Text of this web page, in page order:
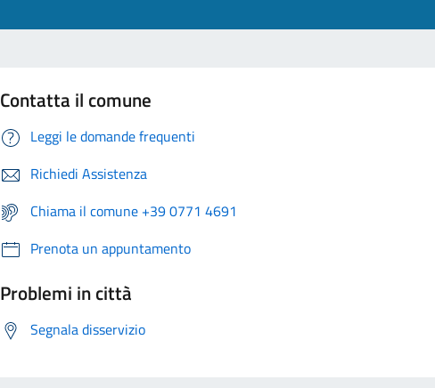
Contatta il comune
Leggi le domande frequenti
Richiedi Assistenza
Chiama il comune +39 0771 4691
Prenota un appuntamento
Problemi in città
Segnala disservizio